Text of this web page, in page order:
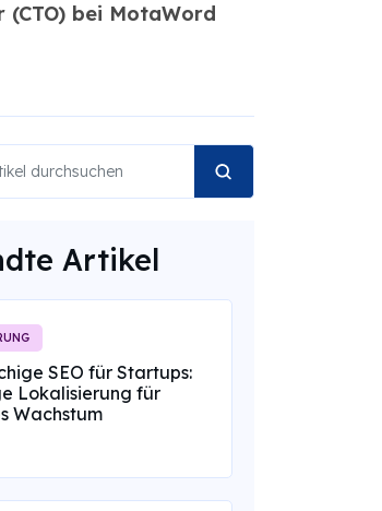
(CTO) bei MotaWord
Artikel
SEO für Startups:
Lokalisierung für
Wachstum